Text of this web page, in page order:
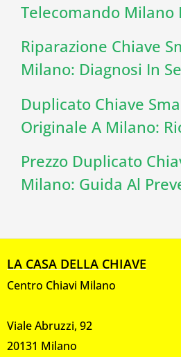
Telecomando Milano
Riparazione Chiave
Milano: Diagnosi In
Duplicato Chiave
Originale A Milano:
Prezzo Duplicato
Milano: Guida Al
LA CASA DELLA CHIAVE
Centro Chiavi Milano
Viale Abruzzi, 92
20131 Milano